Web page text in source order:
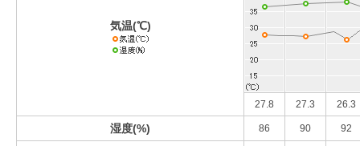
気温(℃)
27.8 27.3 26.3
湿度(%) 86 90 92